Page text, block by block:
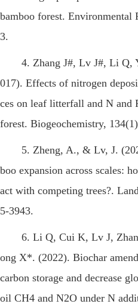
bamboo forest. Environmental
3.
4. Zhang J#, Lv J#, Li Q,
017). Effects of nitrogen
ces on leaf litterfall and N and
forest. Biogeochemistry,
5. Zheng, A., & Lv, J.
boo expansion across scales:
act with competing trees?.
5-3943.
6. Li Q, Cui K, Lv J,
ong X*. (2022). Biochar
carbon storage and decrease
oil CH4 and N2O under N